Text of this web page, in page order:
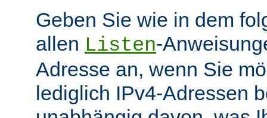
Geben Sie wie in dem
allen Listen-
Adresse an, wenn Sie
lediglich IPv4-Adressen